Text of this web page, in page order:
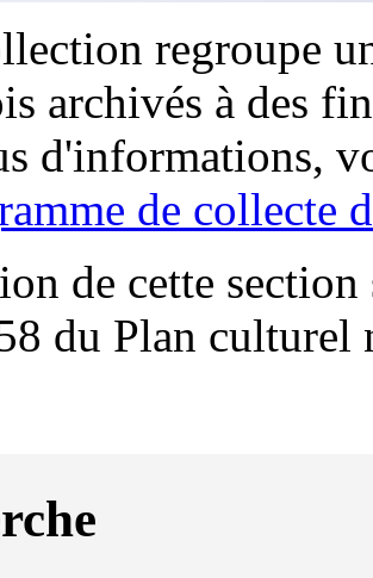
regroupe
archivés à des
d'informations,
de collecte
de cette
du Plan culturel